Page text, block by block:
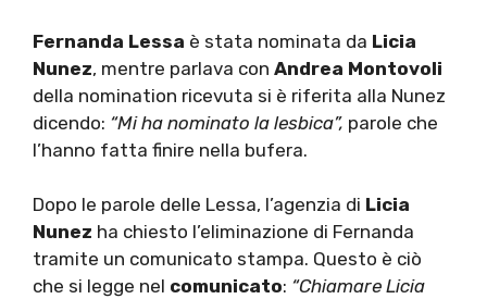
Fernanda Lessa è stata nominata da Licia
Nunez, mentre parlava con Andrea Montovoli
della nomination ricevuta si è riferita alla Nunez
dicendo: “Mi ha nominato la lesbica”, parole che
l’hanno fatta finire nella bufera.
Dopo le parole delle Lessa, l’agenzia di Licia
Nunez ha chiesto l’eliminazione di Fernanda
tramite un comunicato stampa. Questo è ciò
che si legge nel comunicato: “Chiamare Licia